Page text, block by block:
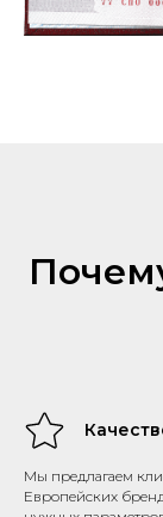
Мы предлагаем
Европейских